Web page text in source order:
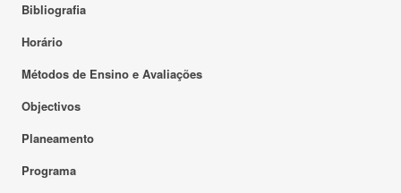
Bibliografia
Horário
Métodos de Ensino e Avaliações
Objectivos
Planeamento
Programa